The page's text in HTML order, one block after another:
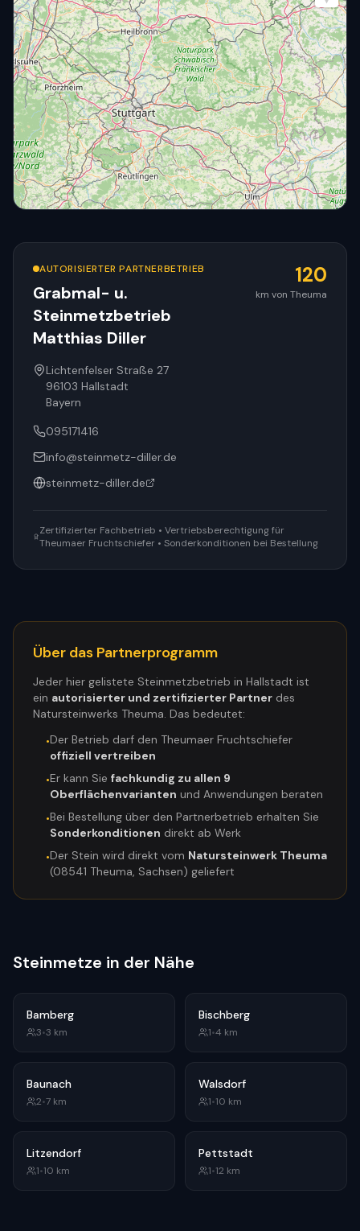
AUTORISIERTER PARTNERBETRIEB
Grabmal- u.
Steinmetzbetrieb
Matthias Diller
120
km von Theuma
Lichtenfelser Straße 27
96103 Hallstadt
Bayern
095171416
info@steinmetz-diller.de
steinmetz-diller.de
Zertifizierter Fachbetrieb • Vertriebsberechtigung für
Theumaer Fruchtschiefer • Sonderkonditionen bei Bestellung
Über das Partnerprogramm
Jeder hier gelistete Steinmetzbetrieb in Hallstadt ist
ein autorisierter und zertifizierter Partner des
Natursteinwerks Theuma. Das bedeutet:
•Der Betrieb darf den Theumaer Fruchtschiefer
offiziell vertreiben
•Er kann Sie fachkundig zu allen 9
Oberflächenvarianten und Anwendungen beraten
•Bei Bestellung über den Partnerbetrieb erhalten Sie
Sonderkonditionen direkt ab Werk
•Der Stein wird direkt vom Natursteinwerk Theuma
(08541 Theuma, Sachsen) geliefert
Steinmetze in der Nähe
Bamberg
3•3 km
Bischberg
1•4 km
Baunach
2•7 km
Walsdorf
1•10 km
Litzendorf
1•10 km
Pettstadt
1•12 km